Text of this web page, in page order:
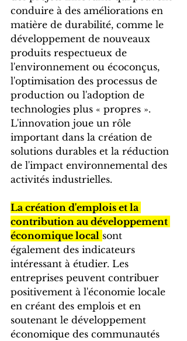
conduire à des améliorations en
matière de durabilité, comme le
développement de nouveaux
produits respectueux de
l'environnement ou écoconçus,
l'optimisation des processus de
production ou l'adoption de
technologies plus « propres ».
L'innovation joue un rôle
important dans la création de
solutions durables et la réduction
de l'impact environnemental des
activités industrielles.
La création d'emplois et la
contribution au développement
économique local sont
également des indicateurs
intéressant à étudier. Les
entreprises peuvent contribuer
positivement à l'économie locale
en créant des emplois et en
soutenant le développement
économique des communautés